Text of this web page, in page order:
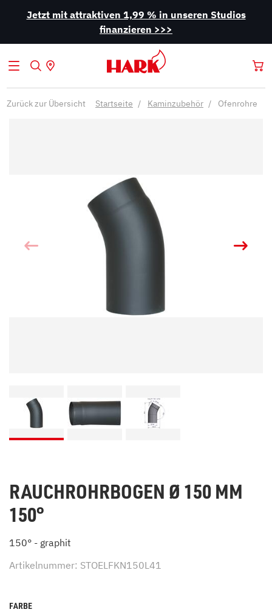
Jetzt mit attraktiven 1,99 % in unseren Studios
finanzieren >>>
Zurück zur Übersicht Startseite Kaminzubehör Ofenrohre
RAUCHROHRBOGEN Ø 150 MM
150°
150° - graphit
Artikelnummer: STOELFKN150L41
FARBE